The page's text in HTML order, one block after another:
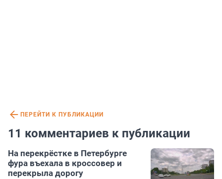
ПЕРЕЙТИ К ПУБЛИКАЦИИ
11 комментариев к публикации
На перекрёстке в Петербурге
фура въехала в кроссовер и
перекрыла дорогу